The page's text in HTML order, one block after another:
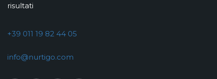
risultati
+39 011 19 82 44 05
info@nurtigo.com